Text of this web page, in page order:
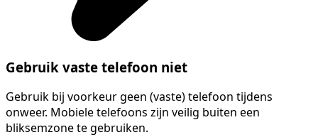
Gebruik vaste telefoon niet
Gebruik bij voorkeur geen (vaste) telefoon tijdens
onweer. Mobiele telefoons zijn veilig buiten een
bliksemzone te gebruiken.